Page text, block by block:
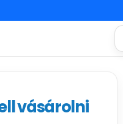
vásárolni